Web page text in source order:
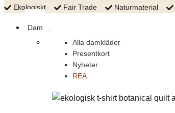
Ekologiskt Fair Trade Naturmaterial
Dam
Alla damkläder
Presentkort
Nyheter
REA